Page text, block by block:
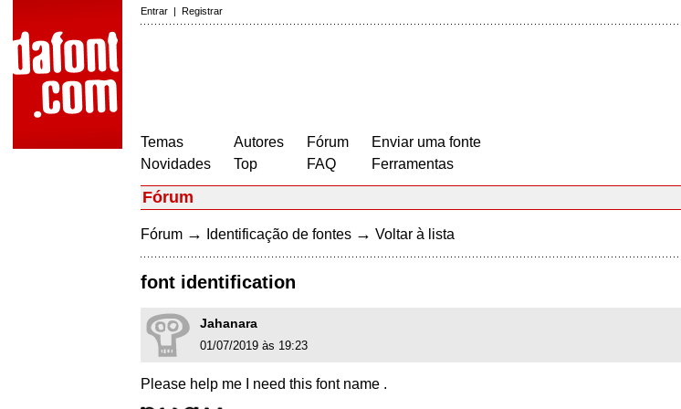
Entrar | Registrar
Temas
Novidades
Autores
Top
Fórum
FAQ
Enviar uma fonte
Ferramentas
Fórum
Fórum → Identificação de fontes → Voltar à lista
font identification
Jahanara
01/07/2019 às 19:23
Please help me I need this font name .